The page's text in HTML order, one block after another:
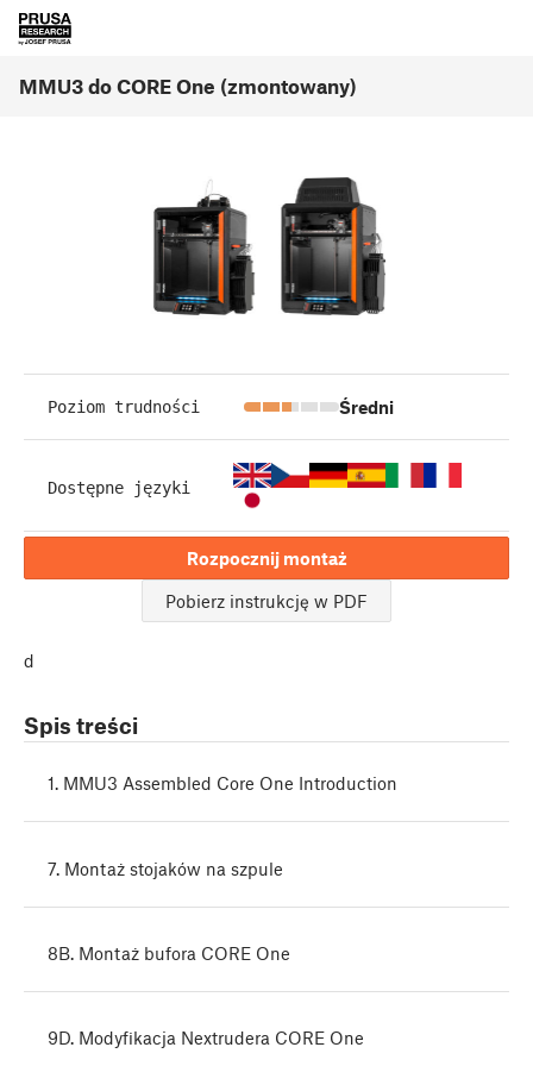
MMU3 do CORE One (zmontowany)
Poziom trudności Średni
Dostępne języki
Rozpocznij montaż
Pobierz instrukcję w PDF
d
Spis treści
1. MMU3 Assembled Core One Introduction
7. Montaż stojaków na szpule
8B. Montaż bufora CORE One
9D. Modyfikacja Nextrudera CORE One